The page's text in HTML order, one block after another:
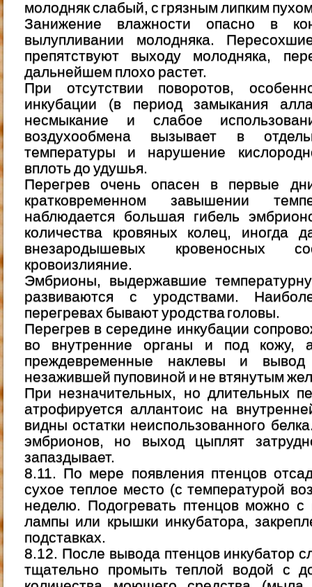
молодняк слабый, с грязным липким
Занижение влажности опасно в
вылупливании молодняка.
препятствуют выходу молодняка,
дальнейшем плохо растет.
При отсутствии поворотов,
инкубации (в период замыкания
несмыкание и слабое
воздухообмена вызывает в
температуры и нарушение
вплоть до удушья.
Перегрев очень опасен в первые
кратковременном завышении
наблюдается большая гибель
количества кровяных колец, иногда
внезародышевых кровеносных
кровоизлияние.
Эмбрионы, выдержавшие
развиваются с уродствами.
перегревах бывают уродства головы.
Перегрев в середине инкубации
во внутренние органы и под кожу,
преждевременные наклевы и
незажившей пуповиной и не втянутым
При незначительных, но длительных
атрофируется аллантоис на
видны остатки неиспользованного
эмбрионов, но выход цыплят
запаздывает.
8.11. По мере появления птенцов
сухое теплое место (с температурой
неделю. Подогревать птенцов можно с
лампы или крышки инкубатора,
подставках.
8.12. После вывода птенцов инкубатор
тщательно промыть теплой водой с